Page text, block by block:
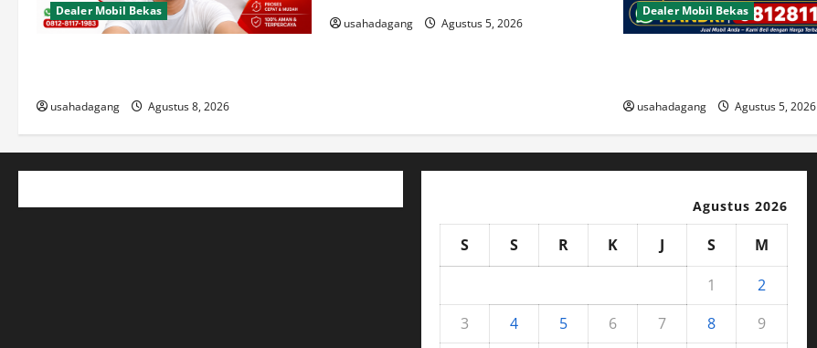
Dealer Mobil Bekas
usahadagang Agustus 8, 2026
usahadagang Agustus 5, 2026
Dealer Mobil Bekas
usahadagang Agustus 5, 2026
Agustus 2026
S S R K J S
M
1
2
3
4 5 6 7 8 9